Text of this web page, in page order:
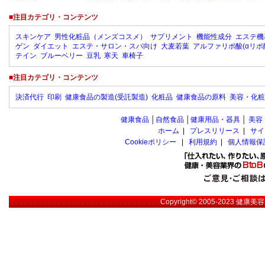
■注目カテゴリ・コンテンツ
スキンケア 男性化粧品（メンズコスメ） サプリメント 機能性成分 エステ
ゲン ダイエット エステ・サロン・スパ向け 大麦若葉 アルファリポ酸(αリポ
テイン ブルーベリー 豆乳 寒天 車椅子
■注目カテゴリ・コンテンツ
決済代行 印刷 健康食品の製造(受託製造) 化粧品 健康食品の原料 美容・化
健康食品 自然食品 健康用品・器具 美容
ホーム
プレスリリース
サ
Cookieポリシー
利用規約 個人情報
Copyright© 2005-2023健康美